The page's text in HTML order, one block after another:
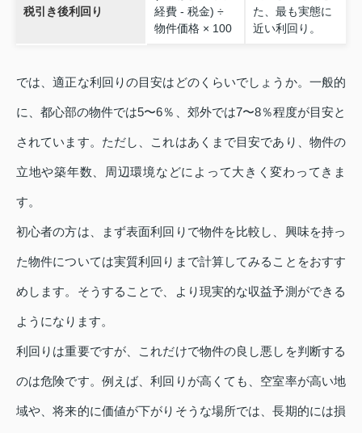
税引き後利回り
経費 - 税金) ÷
物件価格 × 100
た、最も実態に
近い利回り。
では、適正な利回りの目安はどのくらいでしょうか。一般的
に、都心部の物件では5〜6％、郊外では7〜8％程度が目安と
されています。ただし、これはあくまで目安であり、物件の
立地や築年数、周辺環境などによって大きく変わってきま
す。
初心者の方は、まず表面利回りで物件を比較し、興味を持っ
た物件については実質利回りまで計算してみることをおすす
めします。そうすることで、より現実的な収益予測ができる
ようになります。
利回りは重要ですが、これだけで物件の良し悪しを判断する
のは危険です。例えば、利回りが高くても、空室率が高い地
域や、将来的に価値が下がりそうな場所では、長期的には損